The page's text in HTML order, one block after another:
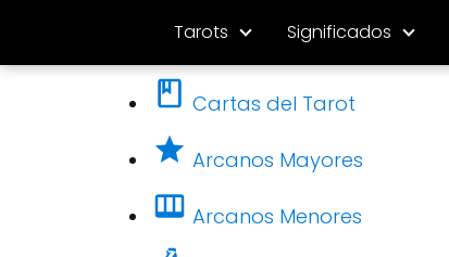
Tarots Significados
Cartas del Tarot
Arcanos Mayores
Arcanos Menores